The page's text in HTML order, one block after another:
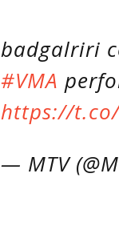
badgalriri
#VMA
https://t.co/
— MTV